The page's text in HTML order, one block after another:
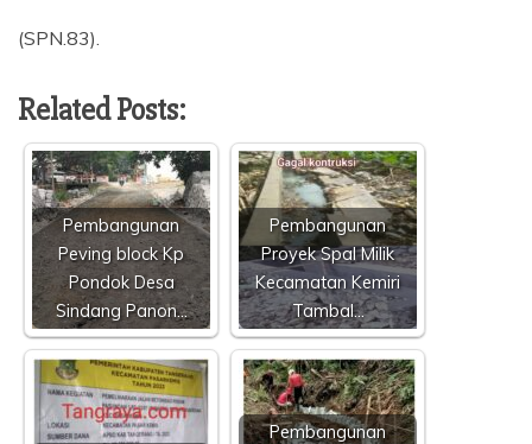
(SPN.83).
Related Posts:
Pembangunan
Peving block Kp
Pondok Desa
Sindang Panon…
Pembangunan
Proyek Spal Milik
Kecamatan Kemiri
Tambal…
Pembangunan